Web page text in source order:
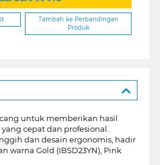
Tambah ke Perbandingan
Produk
untuk memberikan hasil
cepat dan profesional.
dan desain ergonomis, hadir
warna Gold (IBSD23YN), Pink